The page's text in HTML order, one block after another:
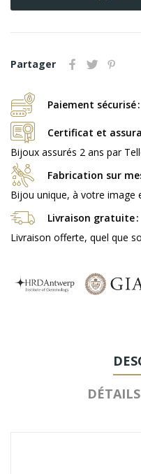
Partager
Paiement sécurisé
Certificat et
Bijoux assurés 2 ans par
Fabrication sur
Bijou unique, à votre image
Livraison gratuite
Livraison offerte, quel que